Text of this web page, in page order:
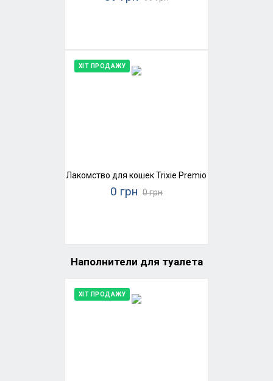
ХІТ ПРОДАЖУ
Лакомство для кошек Trixie Premio Ducky Hearts
0 грн 0 грн
Наполнители для туалета
ХІТ ПРОДАЖУ